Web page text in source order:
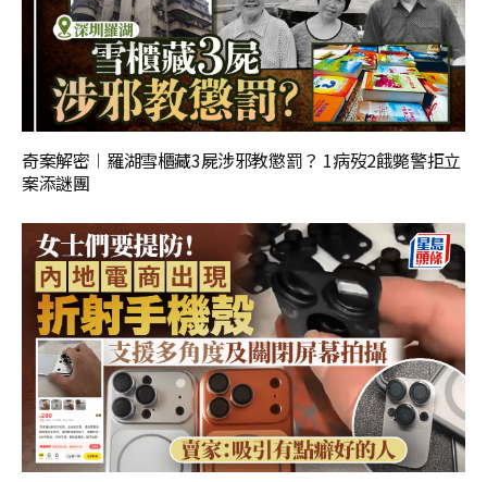
奇案解密︱羅湖雪櫃藏3屍涉邪教懲罰？ 1病歿2餓斃警拒立
案添謎團